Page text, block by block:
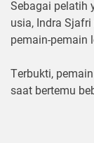
Sebagai реlаtіh
usia, Indra
pemain-pemain
Tеrbuktі,
ѕааt bertemu